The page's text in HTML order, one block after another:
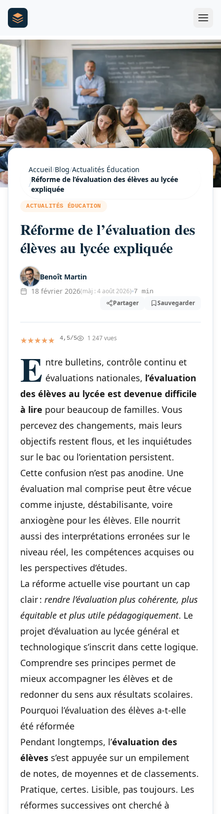
Accueil/Blog/Actualités Éducation
/
Réforme de l’évaluation des élèves au lycée
expliquée
ACTUALITÉS ÉDUCATION
Réforme de l’évaluation des
élèves au lycée expliquée
Benoît Martin
18 février 2026(màj : 4 août 2026) 7 min
Partager Sauvegarder
★★★★★
★★★★★ 4,5/5 1 247 vues
E ntre bulletins, contrôle continu et
évaluations nationales, l’évaluation
des élèves au lycée est devenue difficile
à lire pour beaucoup de familles. Vous
percevez des changements, mais leurs
objectifs restent flous, et les inquiétudes
sur le bac ou l’orientation persistent.
Cette confusion n’est pas anodine. Une
évaluation mal comprise peut être vécue
comme injuste, déstabilisante, voire
anxiogène pour les élèves. Elle nourrit
aussi des interprétations erronées sur le
niveau réel, les compétences acquises ou
les perspectives d’études.
La réforme actuelle vise pourtant un cap
clair : rendre l’évaluation plus cohérente, plus
équitable et plus utile pédagogiquement. Le
projet d’évaluation au lycée général et
technologique s’inscrit dans cette logique.
Comprendre ses principes permet de
mieux accompagner les élèves et de
redonner du sens aux résultats scolaires.
Pourquoi l’évaluation des élèves a-t-elle
été réformée
Pendant longtemps, l’évaluation des
élèves s’est appuyée sur un empilement
de notes, de moyennes et de classements.
Pratique, certes. Lisible, pas toujours. Les
réformes successives ont cherché à